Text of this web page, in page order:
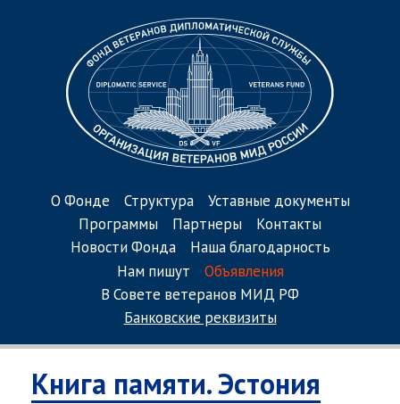
О Фонде Структура
Уставные документы
Программы
Партнеры
Контакты
Новости Фонда
Наша благодарность
Нам пишут
Объявления
В Совете ветеранов МИД РФ
Банковские реквизиты
Книга памяти. Эстония